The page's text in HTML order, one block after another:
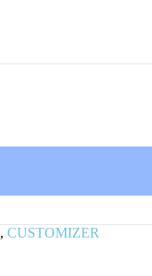
, CUSTOMIZER